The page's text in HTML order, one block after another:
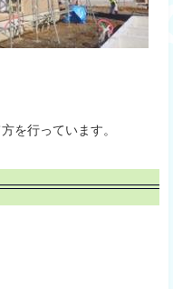
行っています。